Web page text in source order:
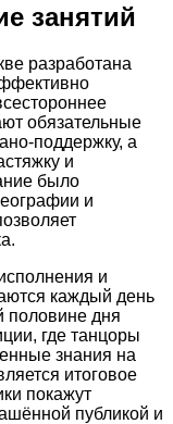
занятий
разработана
обязательные
поддержку, а
и
было
и
и
каждый день
половине дня
где танцоры
знания на
итоговое
покажут
публикой и